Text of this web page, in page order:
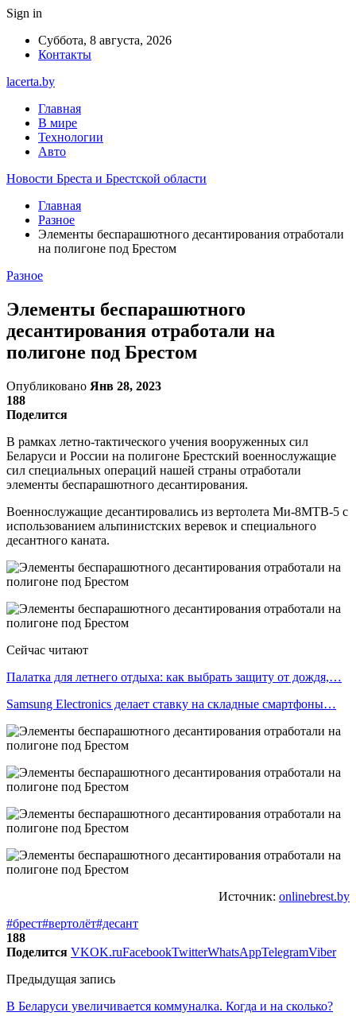
Sign in
Суббота, 8 августа, 2026
Контакты
lacerta.by
Главная
В мире
Технологии
Авто
Новости Бреста и Брестской области
Главная
Разное
Элементы беспарашютного десантирования отработали
на полигоне под Брестом
Разное
Элементы беспарашютного
десантирования отработали на
полигоне под Брестом
Опубликовано Янв 28, 2023
188
Поделится
В рамках летно-тактического учения вооруженных сил
Беларуси и России на полигоне Брестский военнослужащие
сил специальных операций нашей страны отработали
элементы беспарашютного десантирования.
Военнослужащие десантировались из вертолета Ми-8МТВ-5 с
использованием альпинистских веревок и специального
десантного каната.
Сейчас читают
Палатка для летнего отдыха: как выбрать защиту от дождя,…
Samsung Electronics делает ставку на складные смартфоны…
Источник: onlinebrest.by
#брест#вертолёт#десант
188
Поделится VKOK.ruFacebookTwitterWhatsAppTelegramViber
Предыдущая запись
В Беларуси увеличивается коммуналка. Когда и на сколько?